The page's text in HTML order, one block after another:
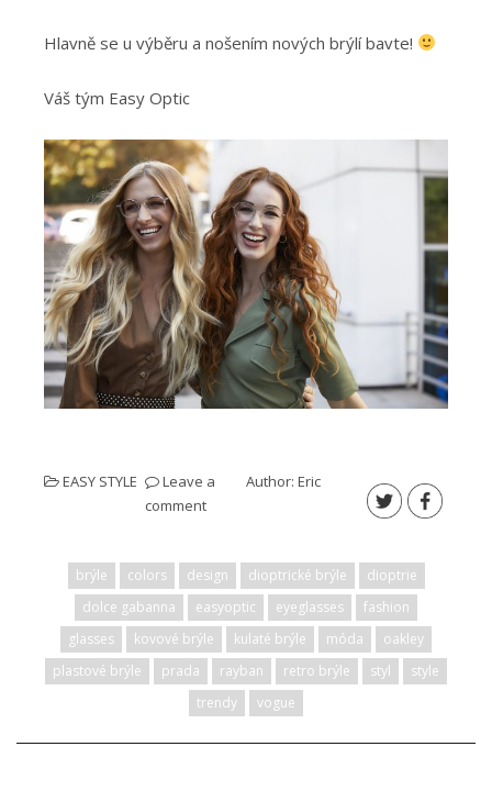
Hlavně se u výběru a nošením nových brýlí bavte!
Váš tým Easy Optic
EASY STYLE
Leave a
comment
Author: Eric
brýle colors design dioptrické brýle
dioptrie
dolce gabanna
easyoptic eyeglasses
fashion
glasses
kovové brýle kulaté brýle móda
oakley
plastové brýle
prada rayban retro brýle styl
style
trendy
vogue